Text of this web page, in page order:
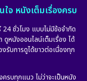
จ หนังเต็มเรื่องครบ
ชั่วโมง แบบไม่มีข้อจำกัด
ดูหนังออนไลน์เต็มเรื่อง ได้
รับการดูได้ยาวต่อเนื่องทุก
รบทุกแนว ไม่ว่าจะเป็นหนัง